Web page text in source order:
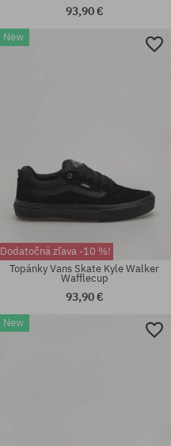
Dostupné veľkosti:
93,90 €
New
Dodatočná zľava -10 %!
Topánky Vans Skate Kyle Walker
Wafflecup
93,90 €
New